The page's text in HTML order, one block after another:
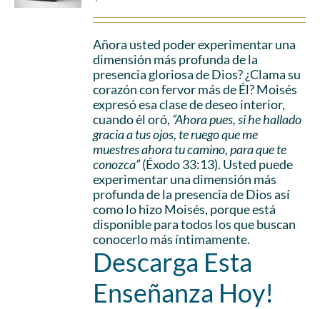
Añora usted poder experimentar una
dimensión más profunda de la
presencia gloriosa de Dios? ¿Clama su
corazón con fervor más de Él? Moisés
expresó esa clase de deseo interior,
cuando él oró, “Ahora pues, si he hallado
gracia a tus ojos, te ruego que me
muestres ahora tu camino, para que te
conozca”(Éxodo 33:13). Usted puede
experimentar una dimensión más
profunda de la presencia de Dios así
como lo hizo Moisés, porque está
disponible para todos los que buscan
conocerlo más íntimamente.
Descarga Esta
Enseñanza Hoy!